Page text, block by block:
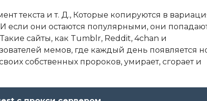
текста и т. Д., Которые копируются в
если они остаются популярными, они
сайты, как Tumblr, Reddit, 4chan и
мемов, где каждый день появляется
собственных пророков, умирает, сгорает и